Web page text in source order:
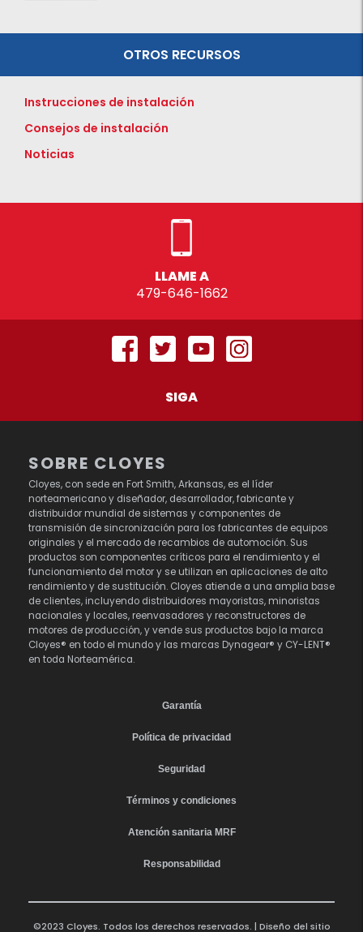
OTROS RECURSOS
Instrucciones de instalación
Consejos de instalación
Noticias
LLAME A
479-646-1662
SIGA
SOBRE CLOYES
Cloyes, con sede en Fort Smith, Arkansas, es el líder
norteamericano y diseñador, desarrollador, fabricante y
distribuidor mundial de sistemas y componentes de
transmisión de sincronización para los fabricantes de equipos
originales y el mercado de recambios de automoción. Sus
productos son componentes críticos para el rendimiento y el
funcionamiento del motor y se utilizan en aplicaciones de alto
rendimiento y de sustitución. Cloyes atiende a una amplia base
de clientes, incluyendo distribuidores mayoristas, minoristas
nacionales y locales, reenvasadores y reconstructores de
motores de producción, y vende sus productos bajo la marca
Cloyes® en todo el mundo y las marcas Dynagear® y CY-LENT®
en toda Norteamérica.
Garantía
Política de privacidad
Seguridad
Términos y condiciones
Atención sanitaria MRF
Responsabilidad
©2023 Cloyes. Todos los derechos reservados. | Diseño del sitio